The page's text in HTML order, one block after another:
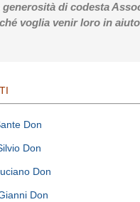
generosità di codesta
voglia venir loro in
Don
Don
Don
Don